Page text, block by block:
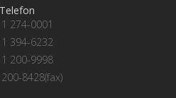
Telefon
274-0001
394-6232
200-9998
8428(fax)